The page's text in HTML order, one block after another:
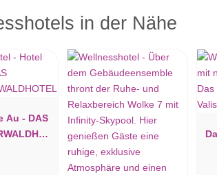
in der Nähe
Au - DAS